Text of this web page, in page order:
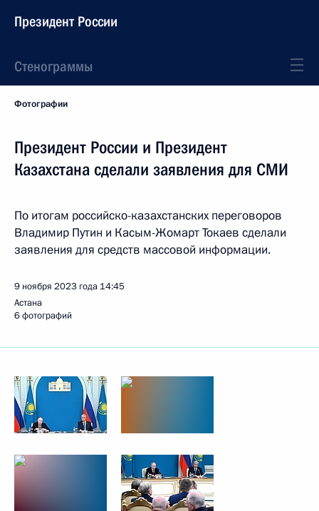
Президент России
Стенограммы
Фотографии
Президент России и Президент
Казахстана сделали заявления для СМИ
По итогам российско-казахстанских переговоров
Владимир Путин и Касым-Жомарт Токаев сделали
заявления для средств массовой информации.
9 ноября 2023 года 14:45
Астана
6 фотографий